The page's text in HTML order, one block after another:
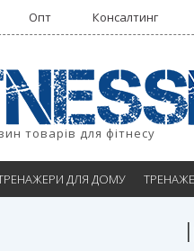
Опт Консалтинг
товарів для фітнесу
ДЛЯ ДОМУ